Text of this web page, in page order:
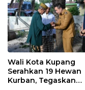
Wali Kota Kupang
Serahkan 19 Hewan
Kurban, Tegaskan